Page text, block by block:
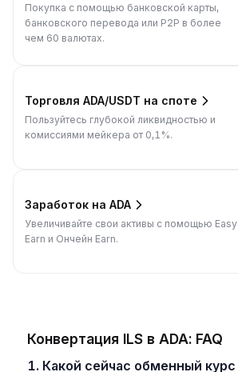
Покупка с помощью банковской карты,
банковского перевода или P2P в более
чем 60 валютах.
Торговля ADA/USDT на споте
Пользуйтесь глубокой ликвидностью и
комиссиями мейкера от 0,1%.
Заработок на ADA
Увеличивайте свои активы с помощью Easy
Earn и Ончейн Earn.
Конвертация ILS в ADA: FAQ
1. Какой сейчас обменный курс 1 ILS на